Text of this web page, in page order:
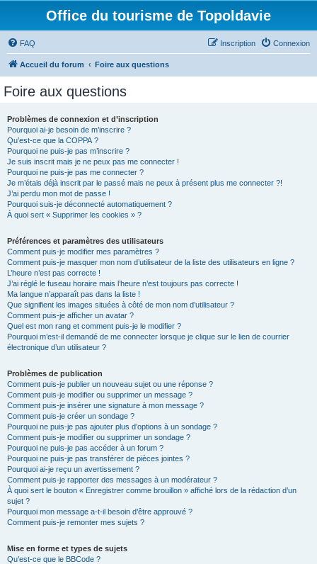
Office du tourisme de Topoldavie
FAQ Connexion
Inscription
Accueil du forum Foire aux questions
Foire aux questions
Problèmes de connexion et d’inscription
Pourquoi ai-je besoin de m’inscrire ?
Qu’est-ce que la COPPA ?
Pourquoi ne puis-je pas m’inscrire ?
Je suis inscrit mais je ne peux pas me connecter !
Pourquoi ne puis-je pas me connecter ?
Je m’étais déjà inscrit par le passé mais ne peux à présent plus me connecter ?!
J’ai perdu mon mot de passe !
Pourquoi suis-je déconnecté automatiquement ?
À quoi sert « Supprimer les cookies » ?
Préférences et paramètres des utilisateurs
Comment puis-je modifier mes paramètres ?
Comment puis-je masquer mon nom d’utilisateur de la liste des utilisateurs en ligne ?
L’heure n’est pas correcte !
J’ai réglé le fuseau horaire mais l’heure n’est toujours pas correcte !
Ma langue n’apparaît pas dans la liste !
Que signifient les images situées à côté de mon nom d’utilisateur ?
Comment puis-je afficher un avatar ?
Quel est mon rang et comment puis-je le modifier ?
Pourquoi m’est-il demandé de me connecter lorsque je clique sur le lien de courrier
électronique d’un utilisateur ?
Problèmes de publication
Comment puis-je publier un nouveau sujet ou une réponse ?
Comment puis-je modifier ou supprimer un message ?
Comment puis-je insérer une signature à mon message ?
Comment puis-je créer un sondage ?
Pourquoi ne puis-je pas ajouter plus d’options à un sondage ?
Comment puis-je modifier ou supprimer un sondage ?
Pourquoi ne puis-je pas accéder à un forum ?
Pourquoi ne puis-je pas transférer de pièces jointes ?
Pourquoi ai-je reçu un avertissement ?
Comment puis-je rapporter des messages à un modérateur ?
À quoi sert le bouton « Enregistrer comme brouillon » affiché lors de la rédaction d’un
sujet ?
Pourquoi mon message a-t-il besoin d’être approuvé ?
Comment puis-je remonter mes sujets ?
Mise en forme et types de sujets
Qu’est-ce que le BBCode ?